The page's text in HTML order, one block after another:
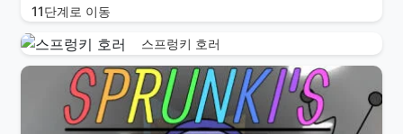
11단계로 이동
스프렁키 호러